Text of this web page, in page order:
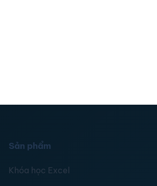
Sản phẩm
Khóa học Excel